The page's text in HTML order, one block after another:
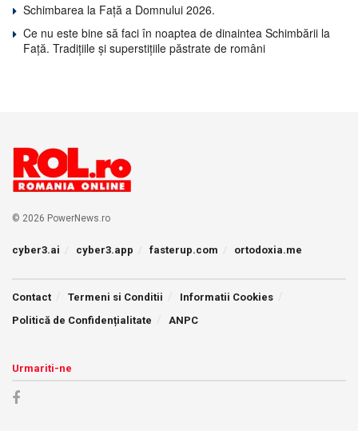
Schimbarea la Față a Domnului 2026.
Ce nu este bine să faci în noaptea de dinaintea Schimbării la
Față. Tradițiile și superstițiile păstrate de români
© 2026 PowerNews.ro
cyber3.ai cyber3.app fasterup.com ortodoxia.me
Contact Termeni si Conditii
Informatii Cookies
Politică de Confidențialitate
ANPC
Urmariti-ne